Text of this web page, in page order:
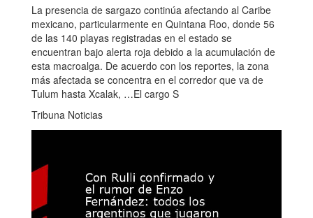
La presencia de sargazo continúa afectando al Caribe
mexicano, particularmente en Quintana Roo, donde 56
de las 140 playas registradas en el estado se
encuentran bajo alerta roja debido a la acumulación de
esta macroalga. De acuerdo con los reportes, la zona
más afectada se concentra en el corredor que va de
Tulum hasta Xcalak, …El cargo S
Tribuna Noticias